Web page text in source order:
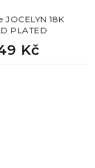
JOCELYN 18K
PLATED
Kč